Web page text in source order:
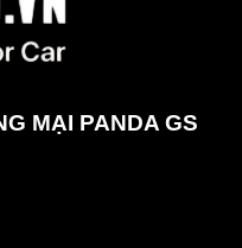
MẠI PANDA GS